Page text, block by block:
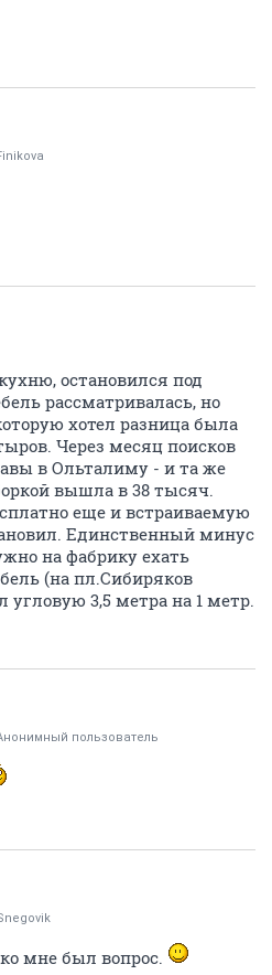
остановился под
рассматривалась, но
хотел разница была
Через месяц поисков
в Ольталиму - и та же
вышла в 38 тысяч.
еще и встраиваемую
Единственный минус
на фабрику ехать
(на пл.Сибиряков
угловую 3,5 метра на 1 метр.
пользователь
мне был вопрос.